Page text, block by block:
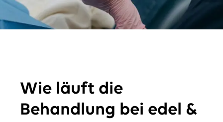
Wie läuft die
Behandlung bei edel &